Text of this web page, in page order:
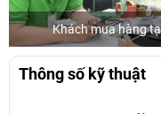
Khách mua hàng
Thông số kỹ thuật